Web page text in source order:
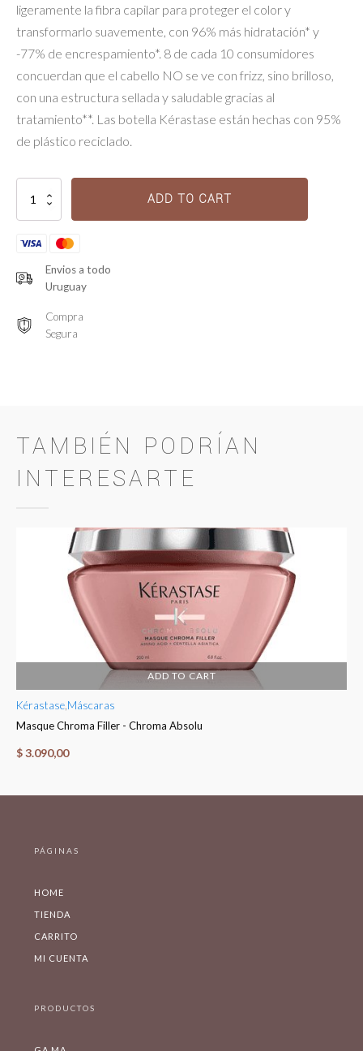
ligeramente la fibra capilar para proteger el color y
transformarlo suavemente, con 96% más hidratación* y
-77% de encrespamiento*. 8 de cada 10 consumidores
concuerdan que el cabello NO se ve con frizz, sino brilloso,
con una estructura sellada y saludable gracias al
tratamiento**. Las botella Kérastase están hechas con 95%
de plástico reciclado.
Chroma
Thermique
Absolu
quantity
ADD TO CART
Envios a todo
Uruguay
Compra
Segura
TAMBIÉN PODRÍAN
INTERESARTE
ADD TO CART
Kérastase Máscaras
Masque Chroma Filler - Chroma Absolu
$3.090,00
PÁGINAS
HOME
TIENDA
CARRITO
MI CUENTA
PRODUCTOS